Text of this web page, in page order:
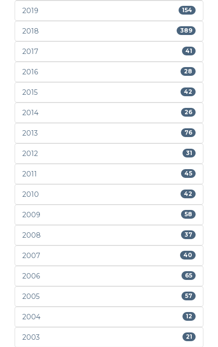
2019 154
2018 389
2017 41
2016 28
2015 42
2014 26
2013 76
2012 31
2011 45
2010 42
2009 58
2008 37
2007 40
2006 65
2005 57
2004 12
2003 21